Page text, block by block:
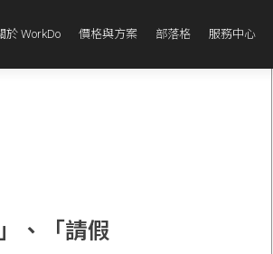
於 WorkDo 價格與方案 部落格 服務中心
、「請假